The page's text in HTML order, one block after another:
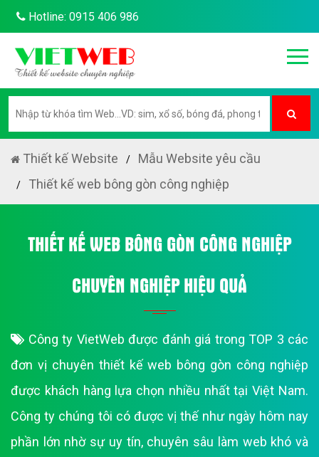
Hotline: 0915 406 986
Thiết kế Website
Mẫu Website yêu cầu
Thiết kế web bông gòn công nghiệp
THIẾT KẾ WEB BÔNG GÒN CÔNG NGHIỆP
CHUYÊN NGHIỆP HIỆU QUẢ
Công ty VietWeb được đánh giá trong TOP 3 các
đơn vị chuyên thiết kế web bông gòn công nghiệp
được khách hàng lựa chọn nhiều nhất tại Việt Nam.
Công ty chúng tôi có được vị thế như ngày hôm nay
phần lớn nhờ sự uy tín, chuyên sâu làm web khó và